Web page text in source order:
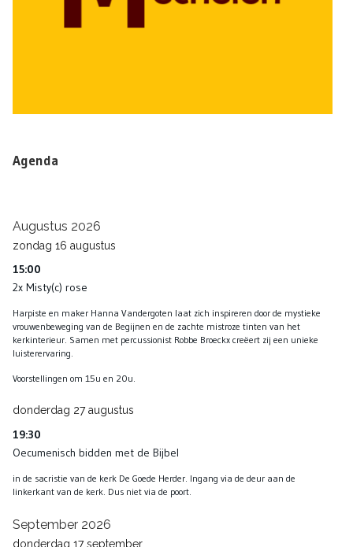
Agenda
Augustus 2026
zondag 16 augustus
15:00
2x Misty(c) rose
Harpiste en maker Hanna Vandergoten laat zich inspireren door de mystieke
vrouwenbeweging van de Begijnen en de zachte mistroze tinten van het
kerkinterieur. Samen met percussionist Robbe Broeckx creëert zij een unieke
luisterervaring.
Voorstellingen om 15u en 20u.
donderdag 27 augustus
19:30
Oecumenisch bidden met de Bijbel
in de sacristie van de kerk De Goede Herder. Ingang via de deur aan de
linkerkant van de kerk. Dus niet via de poort.
September 2026
donderdag 17 september